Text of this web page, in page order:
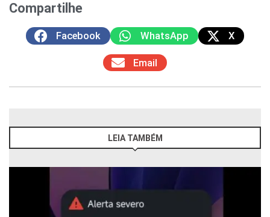
Compartilhe
Facebook WhatsApp X
Email
LEIA TAMBÉM